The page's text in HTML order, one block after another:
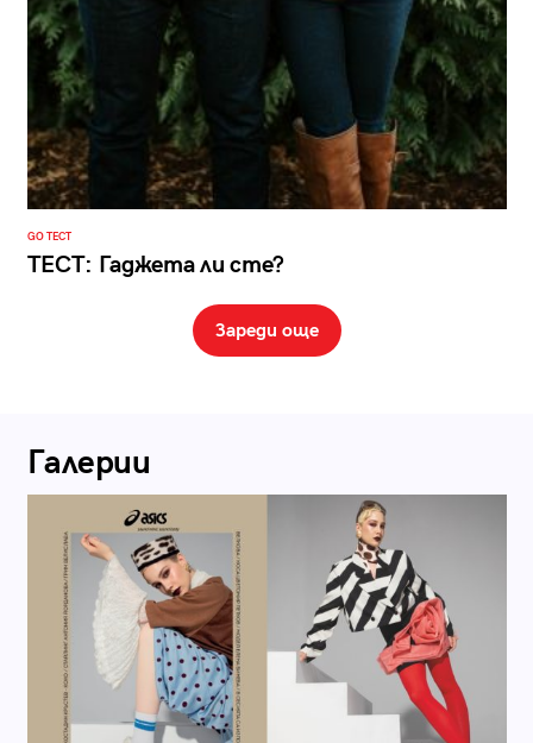
GO ТЕСТ
ТЕСТ: Гаджета ли сте?
Зареди още
Галерии